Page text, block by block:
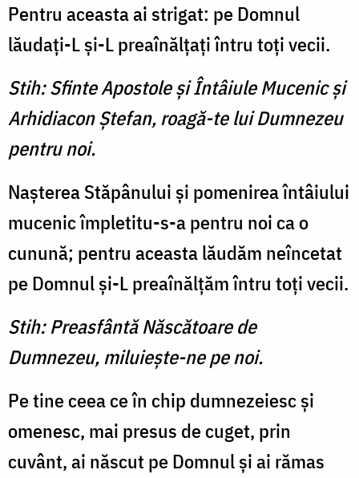
Pentru aceasta ai strigat: pe Domnul
lăudaţi-L şi-L preaînălţaţi întru toţi vecii.
Stih: Sfinte Apostole şi Întâiule Mucenic şi
Arhidiacon Ştefan, roagă-te lui Dumnezeu
pentru noi.
Naşterea Stăpânului şi pomenirea întâiului
mucenic împletitu-s-a pentru noi ca o
cunună; pentru aceasta lăudăm neîncetat
pe Domnul şi-L preaînălţăm întru toţi vecii.
Stih: Preasfântă Născătoare de
Dumnezeu, miluieşte-ne pe noi.
Pe tine ceea ce în chip dumnezeiesc şi
omenesc, mai presus de cuget, prin
cuvânt, ai născut pe Domnul şi ai rămas